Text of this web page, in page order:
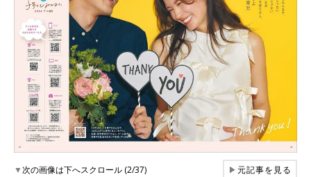
▼次の画像は下へスクロール (2/37) ▶元記事を見る